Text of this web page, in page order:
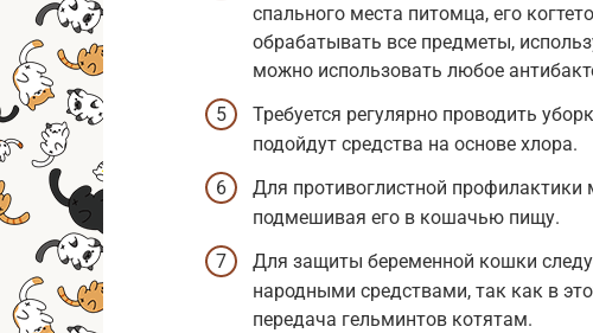
спального места питомца, его
обрабатывать все предметы,
можно использовать любое
Требуется регулярно проводить
подойдут средства на основе хлора.
Для противоглистной профилактики
подмешивая его в кошачью пищу.
Для защиты беременной кошки
народными средствами, так как в
передача гельминтов котятам.